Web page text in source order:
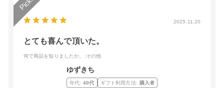
2025.11.20
とても喜んで頂いた。
何で商品を知りましたか。 :その他
ゆずきち
年代: 40代 ギフト利用方法: 購入者